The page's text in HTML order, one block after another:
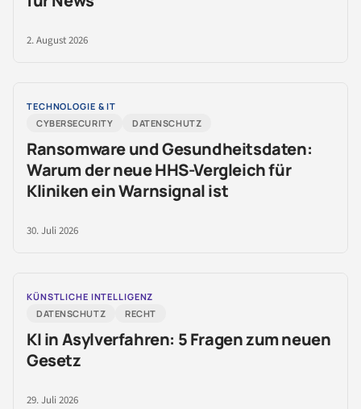
2. August 2026
TECHNOLOGIE & IT
CYBERSECURITY
DATENSCHUTZ
Ransomware und Gesundheitsdaten:
Warum der neue HHS-Vergleich für
Kliniken ein Warnsignal ist
30. Juli 2026
KÜNSTLICHE INTELLIGENZ
DATENSCHUTZ
RECHT
KI in Asylverfahren: 5 Fragen zum neuen
Gesetz
29. Juli 2026